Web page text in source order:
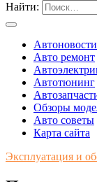
Найти:
Автоновости
Авто ремонт
Автотюнинг
Обзоры
Авто советы
Карта сайта
Эксплуатация и